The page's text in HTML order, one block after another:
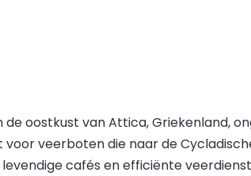
de oostkust van Attica, Griekenland,
veerboten die naar de
cafés en efficiënte